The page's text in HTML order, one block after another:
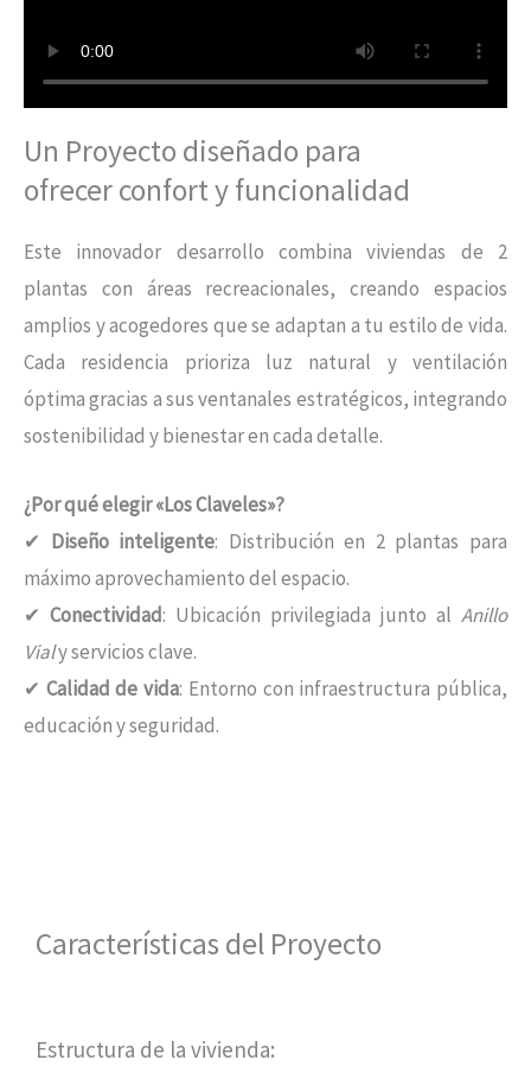
Un Proyecto diseñado para
ofrecer confort y funcionalidad
Este innovador desarrollo combina viviendas de 2
plantas con áreas recreacionales, creando espacios
amplios y acogedores que se adaptan a tu estilo de vida.
Cada residencia prioriza luz natural y ventilación
óptima gracias a sus ventanales estratégicos, integrando
sostenibilidad y bienestar en cada detalle.
¿Por qué elegir «Los Claveles»?
✔ Diseño inteligente: Distribución en 2 plantas para
máximo aprovechamiento del espacio.
✔ Conectividad: Ubicación privilegiada junto al Anillo
Vialy servicios clave.
✔ Calidad de vida: Entorno con infraestructura pública,
educación y seguridad.
Características del Proyecto
Estructura de la vivienda: